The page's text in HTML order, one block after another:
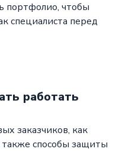
портфолио, чтобы
специалиста перед
работать
заказчиков, как
способы защиты